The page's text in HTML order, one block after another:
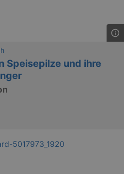
Speisepilze und ihre